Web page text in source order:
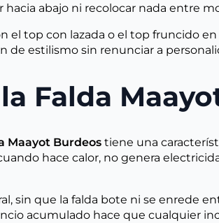
hacia abajo ni recolocar nada entre
top con lazada o el top fruncido
estilismo sin renunciar a
Falda
Maayot Burdeos tiene una
hace calor, no genera
sin que la falda bote ni se enrede
acumulado hace que cualquier